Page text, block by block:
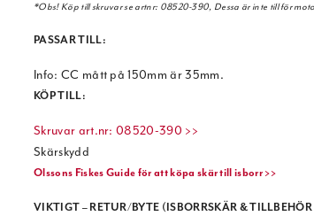
*Obs! Köp till skruvar se artnr: 08520-390, Dessa är inte till för
PASSAR TILL:
Info: CC mått på 150mm är 35mm.
KÖP TILL:
Skruvar art.nr: 08520-390 >>
Skärskydd
Olssons Fiskes Guide för att köpa skär till isborr >>
VIKTIGT – RETUR/BYTE (ISBORRSKÄR &